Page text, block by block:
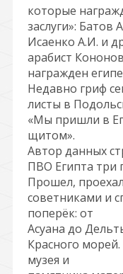
которые
заслуги»: Батов
Исаенко А.И. и
арабист
награжден
Недавно гриф
листы в
«Мы пришли в
щитом».
Автор данных
ПВО Египта три
Прошел,
советниками и
поперёк: от
Асуана до
Красного
музея и